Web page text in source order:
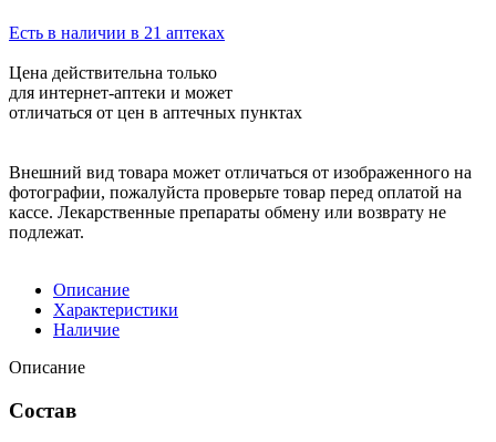
Есть в наличии в 21 аптеках
Цена действительна только
для интернет-аптеки и может
отличаться от цен в аптечных пунктах
Внешний вид товара может отличаться от изображенного на
фотографии, пожалуйста проверьте товар перед оплатой на
кассе. Лекарственные препараты обмену или возврату не
подлежат.
Описание
Характеристики
Наличие
Описание
Состав